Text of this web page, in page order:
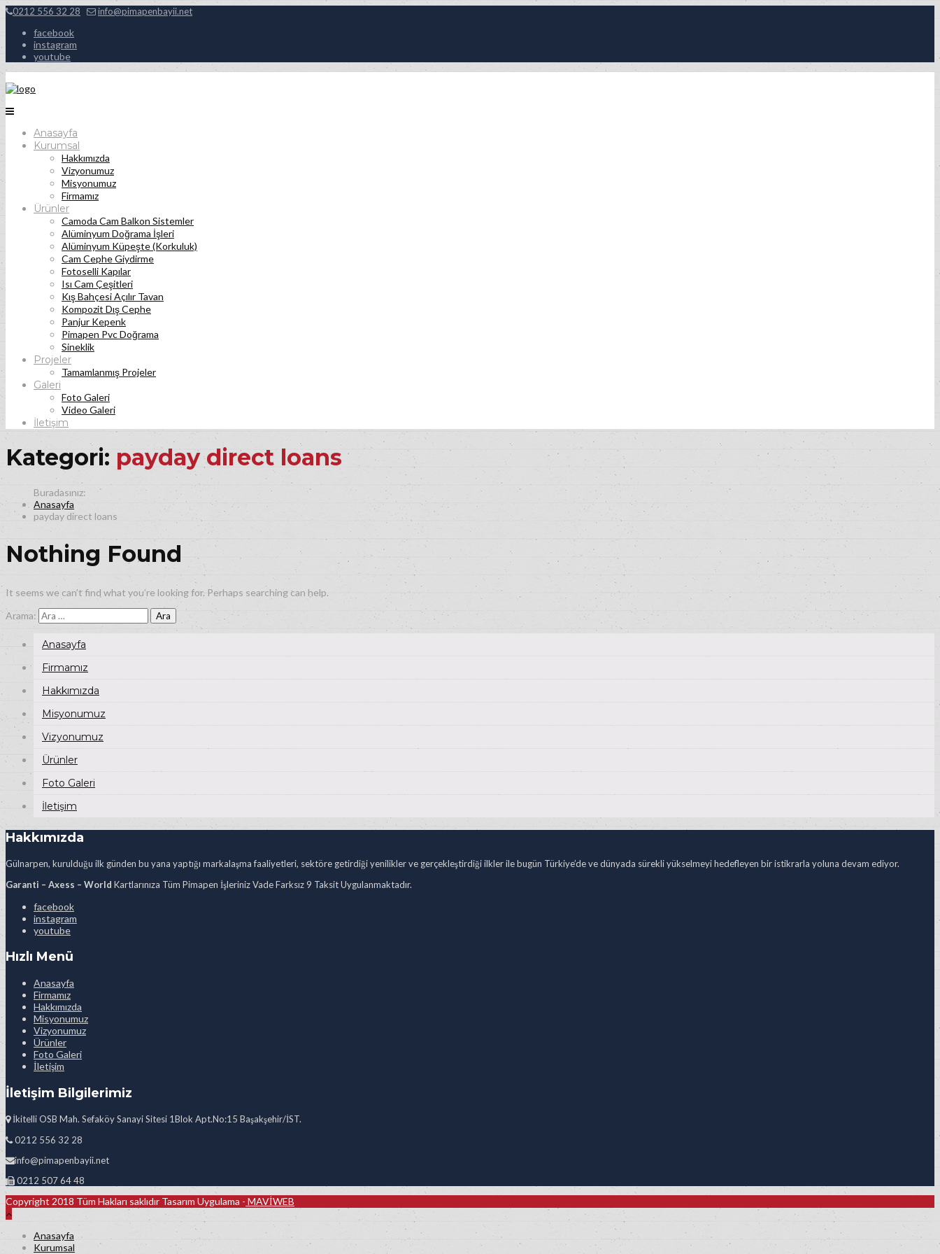
0212 556 32 28 info@pimapenbayii.net
facebook
instagram
youtube
Anasayfa
Kurumsal
Hakkımızda
Vizyonumuz
Misyonumuz
Firmamız
Ürünler
Camoda Cam Balkon Sistemler
Alüminyum Doğrama İşleri
Alüminyum Küpeşte (Korkuluk)
Cam Cephe Giydirme
Fotoselli Kapılar
Isı Cam Çeşitleri
Kış Bahçesi Açılır Tavan
Kompozit Dış Cephe
Panjur Kepenk
Pimapen Pvc Doğrama
Sineklik
Projeler
Tamamlanmış Projeler
Galeri
Foto Galeri
Video Galeri
İletişim
Kategori: payday direct loans
Anasayfa
payday direct loans
Nothing Found
It seems we can’t find what you’re looking for. Perhaps searching can help.
Arama:
Anasayfa
Firmamız
Hakkımızda
Misyonumuz
Vizyonumuz
Ürünler
Foto Galeri
İletişim
Hakkımızda
Gülnarpen, kurulduğu ilk günden bu yana yaptığı markalaşma faaliyetleri, sektöre getirdiği yenilikler ve gerçekleştirdiği ilkler ile bugün Türkiye’de ve dünyada sürekli yükselmeyi hedefleyen bir istikrarla yoluna devam ediyor.
Garanti – Axess – World Kartlarınıza Tüm Pimapen İşleriniz Vade Farksız 9 Taksit Uygulanmaktadır.
facebook
instagram
youtube
Hızlı Menü
Anasayfa
Firmamız
Hakkımızda
Misyonumuz
Vizyonumuz
Ürünler
Foto Galeri
İletişim
İletişim Bilgilerimiz
İkitelli OSB Mah. Sefaköy Sanayi Sitesi 1Blok Apt.No:15 Başakşehir/İST.
0212 556 32 28
info@pimapenbayii.net
0212 507 64 48
Copyright 2018 Tüm Hakları saklıdır Tasarım Uygulama - MAVİWEB
Anasayfa
Kurumsal